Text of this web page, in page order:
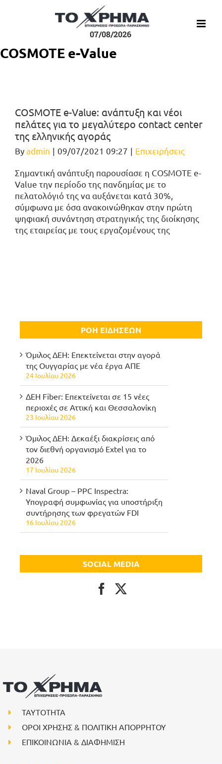
07/08/2026
COSMOTE e-Value
COSMOTE e-Value: ανάπτυξη και νέοι
πελάτες για το μεγαλύτερο contact center
της ελληνικής αγοράς
Byadmin | 09/07/2021 09:27 | Επιχειρήσεις
Σημαντική ανάπτυξη παρουσίασε η COSMOTE e-
Value την περίοδο της πανδημίας με το
πελατολόγιό της να αυξάνεται κατά 30%,
σύμφωνα με όσα ανακοινώθηκαν στην πρώτη
ψηφιακή συνάντηση στρατηγικής της διοίκησης
της εταιρείας με τους εργαζομένους της
ΡΟΗ ΕΙΔΗΣΕΩΝ
Όμιλος ΔΕΗ: Επεκτείνεται στην αγορά
της Ουγγαρίας με νέα έργα ΑΠΕ
24 Ιουλίου 2026
ΔΕΗ Fiber: Επεκτείνεται σε 15 νέες
περιοχές σε Αττική και Θεσσαλονίκη
23 Ιουλίου 2026
Όμιλος ΔΕΗ: Δεκαέξι διακρίσεις από
τον διεθνή οργανισμό Extel για το
2026
17 Ιουλίου 2026
Naval Group – PPC Inspectra:
Υπογραφή συμφωνίας για υποστήριξη
συντήρησης των φρεγατών FDI
16 Ιουλίου 2026
SOCIAL MEDIA
ΤΑΥΤΟΤΗΤΑ
ΟΡΟΙ ΧΡΗΣΗΣ & ΠΟΛΙΤΙΚΗ ΑΠΟΡΡΗΤΟΥ
ΕΠΙΚΟΙΝΩΝΙΑ & ΔΙΑΦΗΜΙΣΗ